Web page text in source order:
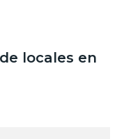
locales en